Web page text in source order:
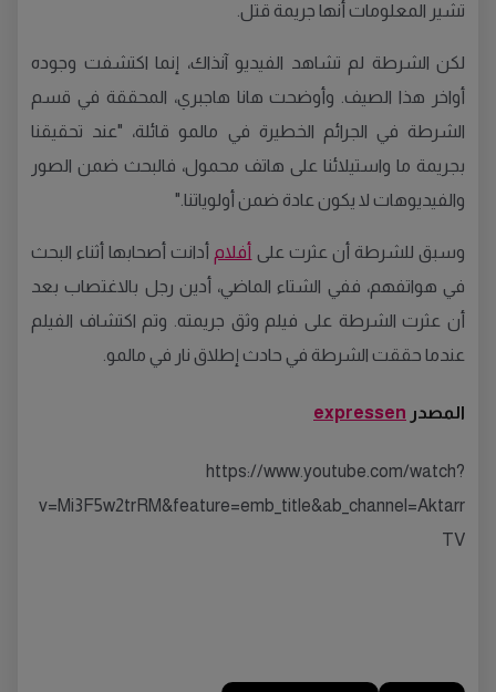
تشير المعلومات أنها جريمة قتل.
لكن الشرطة لم تشاهد الفيديو آنذاك، إنما اكتشفت وجوده
أواخر هذا الصيف. وأوضحت هانا هاجبري، المحققة في قسم
الشرطة في الجرائم الخطيرة في مالمو قائلة، "عند تحقيقنا
بجريمة ما واستيلائنا على هاتف محمول، فالبحث ضمن الصور
والفيديوهات لا يكون عادة ضمن أولوياتنا."
وسبق للشرطة أن عثرت على أفلام أدانت أصحابها أثناء البحث
في هواتفهم، ففي الشتاء الماضي، أدين رجل بالاغتصاب بعد
أن عثرت الشرطة على فيلم وثق جريمته. وتم اكتشاف الفيلم
عندما حققت الشرطة في حادث إطلاق نار في مالمو.
المصدر expressen
https://www.youtube.com/watch?
v=Mi3F5w2trRM&feature=emb_title&ab_channel=Aktarr
TV